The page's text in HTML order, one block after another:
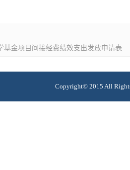
基金项目间接经费绩效支出发放申请表
Copyright© 2015 All